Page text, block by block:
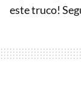
este truco!